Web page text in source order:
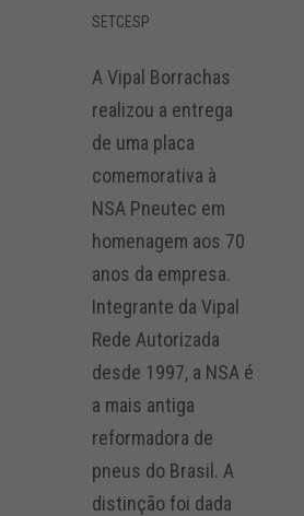
SETCESP
A Vipal Borrachas
realizou a entrega
de uma placa
comemorativa à
NSA Pneutec em
homenagem aos 70
anos da empresa.
Integrante da Vipal
Rede Autorizada
desde 1997, a NSA é
a mais antiga
reformadora de
pneus do Brasil. A
distinção foi dada